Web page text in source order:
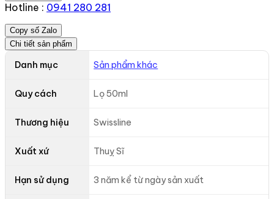
Hotline : 0941 280 281
Copy số Zalo
Chi tiết sản phẩm
Danh mục Sản phẩm khác
Quy cách Lọ 50ml
Thương hiệu Swissline
Xuất xứ Thuỵ Sĩ
Hạn sử dụng 3 năm kể từ ngày sản xuất